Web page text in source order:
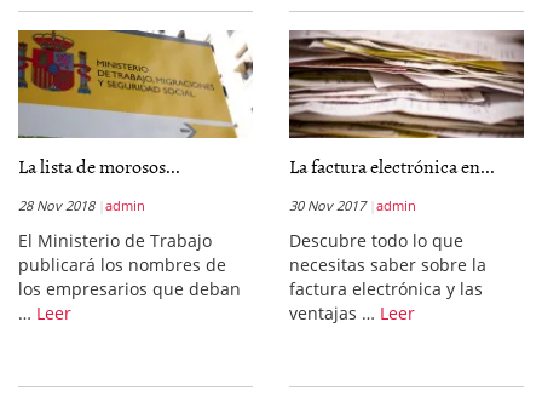
La lista de morosos...
28 Nov 2018 admin
El Ministerio de Trabajo
publicará los nombres de
los empresarios que deban
… Leer
La factura electrónica en...
30 Nov 2017 admin
Descubre todo lo que
necesitas saber sobre la
factura electrónica y las
ventajas … Leer